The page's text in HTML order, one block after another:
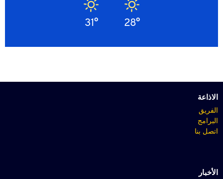
28°
31°
الاذاعة
الفريق
البرامج
اتصل بنا
الأخبار